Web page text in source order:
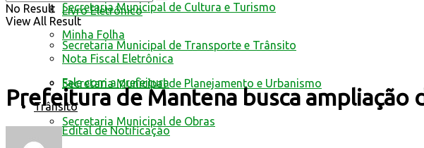
Livro Eletrônico
Minha Folha
Nota Fiscal Eletrônica
Fale com a prefeitura
Trânsito
Edital de Notificação
Secretaria Municipal de Cultura e Turismo
Secretaria Municipal de Transporte e Trânsito
Secretaria Municipal de Planejamento e Urbanismo
Secretaria Municipal de Obras
No Result
View All Result
Prefeitura de Mantena busca